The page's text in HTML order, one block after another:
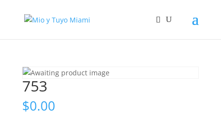
753
$0.00